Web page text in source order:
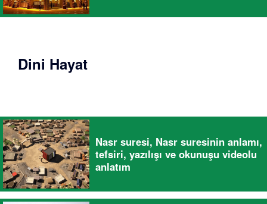
Dini Hayat
Nasr suresi, Nasr suresinin anlamı,
tefsiri, yazılışı ve okunuşu videolu
anlatım